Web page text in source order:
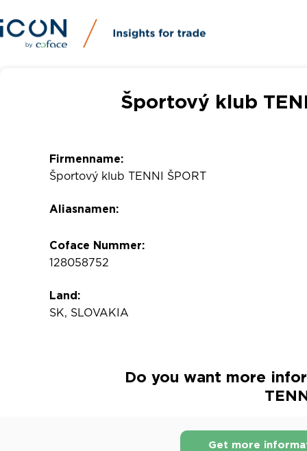
Športový klub
Firmenname:
Športový klub TENNI ŠPORT
Aliasnamen:
Coface Nummer:
128058752
Land:
SK, SLOVAKIA
Do you want more
Get more